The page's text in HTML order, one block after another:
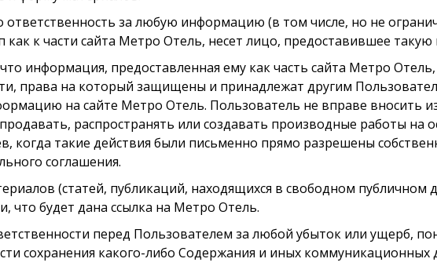
ответственность за любую информацию (в том числе, но не
как к части сайта Метро Отель, несет лицо, предоставившее
информация, предоставленная ему как часть сайта Метро
права на который защищены и принадлежат другим
на сайте Метро Отель. Пользователь не вправе вносить
распространять или создавать производные работы на
когда такие действия были письменно прямо разрешены
соглашения.
(статей, публикаций, находящихся в свободном публичном
что будет дана ссылка на Метро Отель.
перед Пользователем за любой убыток или ущерб,
сохранения какого-либо Содержания и иных